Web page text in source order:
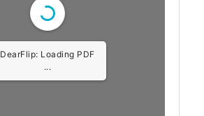
DearFlip: Loading PDF
...